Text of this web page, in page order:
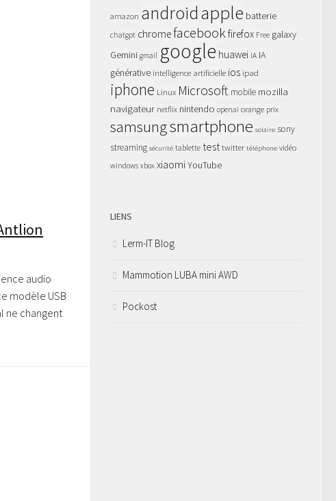
audio
modèle USB
ne changent
amazon androidapple batterie
chatgpt chromefacebookfirefox Free galaxy
Gemini gmail google huawei IA IA
générative intelligence artificielle ios ipad
iphone Linux Microsoft mobile mozilla
navigateur netflix nintendo openai orange prix
samsungsmartphone solaire sony
streaming sécurité tablette testtwitter téléphone vidéo
windows xbox xiaomiYouTube
LIENS
Lerm-IT Blog
Mammotion LUBA mini AWD
Pockost